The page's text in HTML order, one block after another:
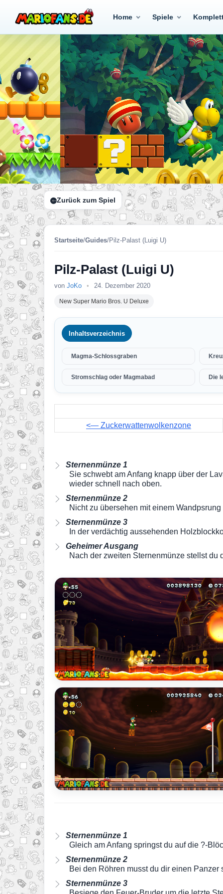
Home Spiele
Zurück zum Spiel
Startseite/Guides/Pilz-Palast (Luigi U)
Pilz-Palast (Luigi U)
von JoKo • 24. Dezember 2020
New Super Mario Bros. U Deluxe
Inhaltsverzeichnis
Magma-Schlossgraben
Stromschlag oder Magmabad Die
<— Zuckerwattenwolkenzone
Sternenmünze 1
Sie schwebt am Anfang knapp über der
wieder schnell nach oben.
Sternenmünze 2
Nicht zu übersehen mit einem
Sternenmünze 3
In der verdächtig aussehenden
Geheimer Ausgang
Nach der zweiten Sternenmünze stellst
Sternenmünze 1
Gleich am Anfang springst du auf die ?-
Sternenmünze 2
Bei den Röhren musst du dir einen
Sternenmünze 3